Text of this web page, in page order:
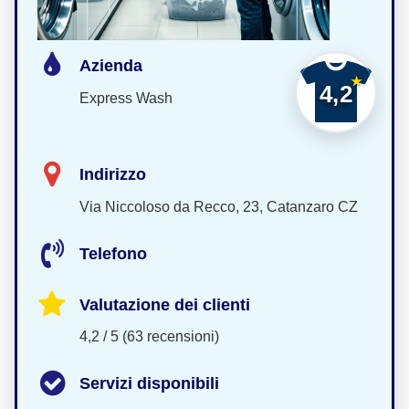
4,2
Azienda
Express Wash
Indirizzo
Via Niccoloso da Recco, 23, Catanzaro CZ
Telefono
Valutazione dei clienti
4,2 / 5 (63 recensioni)
Servizi disponibili